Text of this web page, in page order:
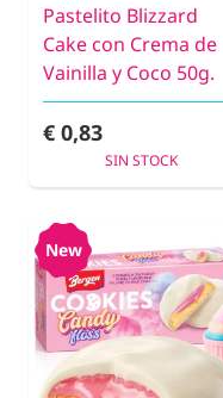
Pastelito Blizzard
Cake con Crema de
Vainilla y Coco 50g.
€ 0,83
SIN STOCK
New